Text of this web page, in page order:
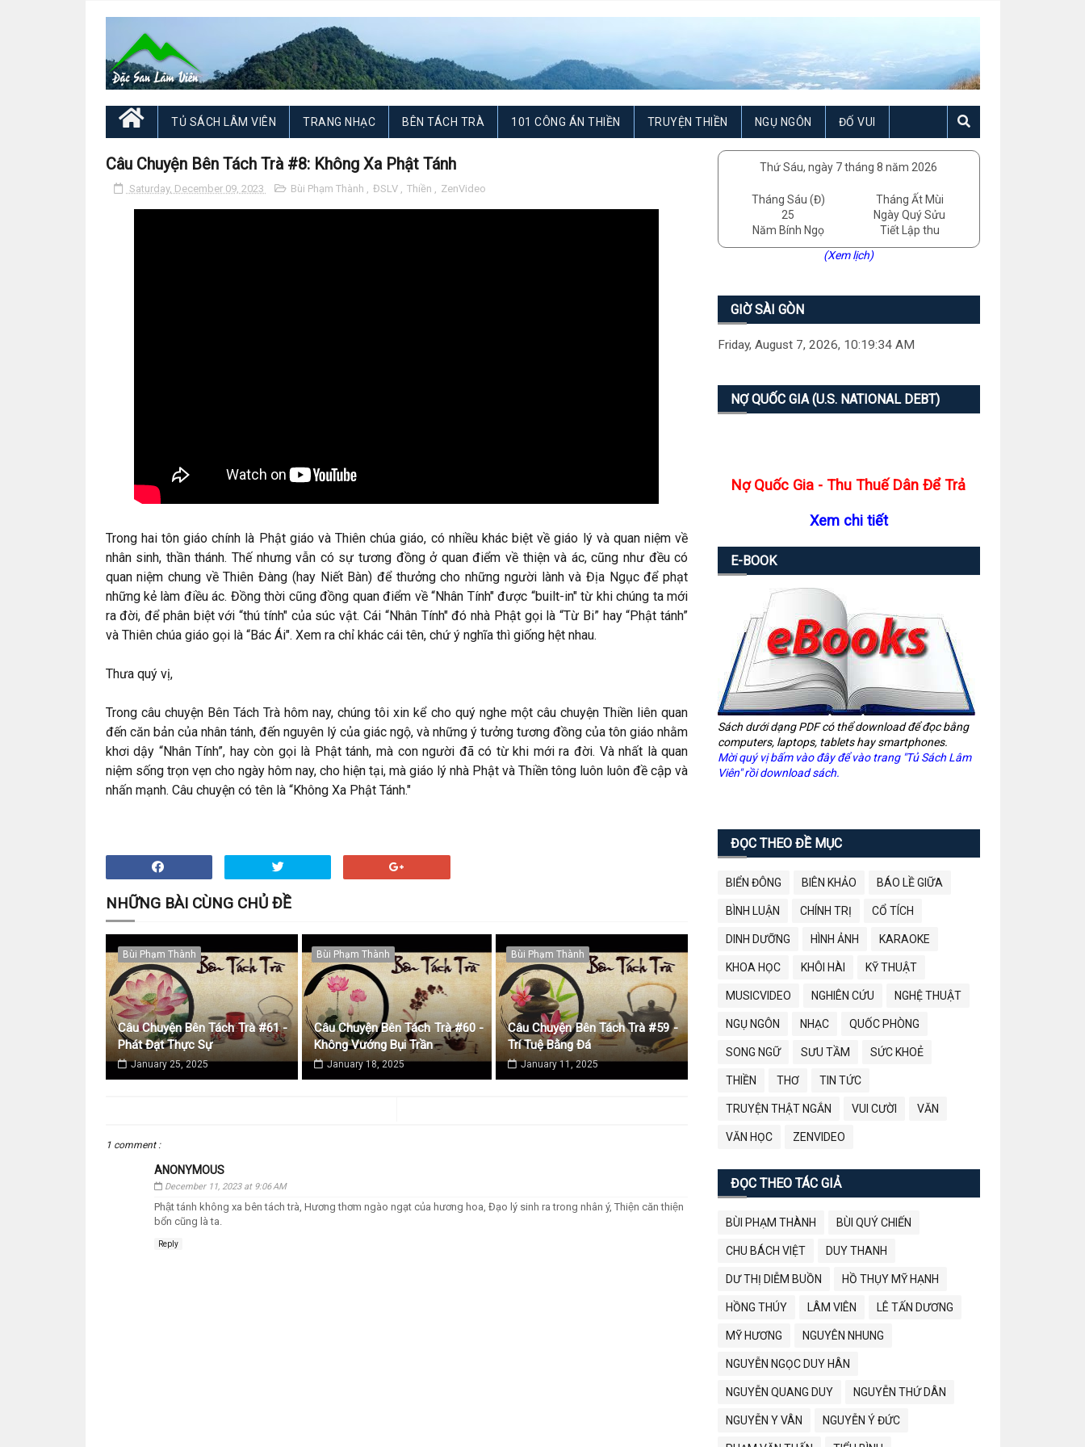
TỦ SÁCH LÂM VIÊN TRANG NHẠC BÊN TÁCH TRÀ 101 CÔNG ÁN THIỀN TRUYỆN THIỀN NGỤ NGÔN ĐỐ VUI
Câu Chuyện Bên Tách Trà #8: Không Xa Phật Tánh
Saturday, December 09, 2023 Bùi Phạm Thành , ĐSLV , Thiền , ZenVideo
Trong hai tôn giáo chính là Phật giáo và Thiên chúa giáo, có nhiều khác biệt về giáo lý và quan niệm về
nhân sinh, thần thánh. Thế nhưng vẫn có sự tương đồng ở quan điểm về thiện và ác, cũng như đều có
quan niệm chung về Thiên Đàng (hay Niết Bàn) để thưởng cho những người lành và Địa Ngục để phạt
những kẻ làm điều ác. Đồng thời cũng đồng quan điểm về “Nhân Tính" được “built-in" từ khi chúng ta mới
ra đời, để phân biệt với “thú tính" của súc vật. Cái “Nhân Tính" đó nhà Phật gọi là “Từ Bi” hay “Phật tánh”
và Thiên chúa giáo gọi là “Bác Ái". Xem ra chỉ khác cái tên, chứ ý nghĩa thì giống hệt nhau.
Thưa quý vị,
Trong câu chuyện Bên Tách Trà hôm nay, chúng tôi xin kể cho quý nghe một câu chuyện Thiền liên quan
đến căn bản của nhân tánh, đến nguyên lý của giác ngộ, và những ý tưởng tương đồng của tôn giáo nhằm
khơi dậy “Nhân Tính”, hay còn gọi là Phật tánh, mà con người đã có từ khi mới ra đời. Và nhất là quan
niệm sống trọn vẹn cho ngày hôm nay, cho hiện tại, mà giáo lý nhà Phật và Thiền tông luôn luôn đề cập và
nhấn mạnh. Câu chuyện có tên là “Không Xa Phật Tánh."
NHỮNG BÀI CÙNG CHỦ ĐỀ
Bùi Phạm Thành
Câu Chuyện Bên Tách Trà #61 -
Phát Đạt Thực Sự
January 25, 2025
Bùi Phạm Thành
Câu Chuyện Bên Tách Trà #60 -
Không Vướng Bụi Trần
January 18, 2025
Bùi Phạm Thành
Câu Chuyện Bên Tách Trà #59 -
Trí Tuệ Bằng Đá
January 11, 2025
1 comment :
ANONYMOUS
December 11, 2023 at 9:06 AM
Phật tánh không xa bên tách trà, Hương thơm ngào ngạt của hương hoa, Đạo lý sinh ra trong nhân ý, Thiện căn thiện
bổn cũng là ta.
Reply
Thứ Sáu, ngày 7 tháng 8 năm 2026
Tháng Sáu (Đ)
25
Năm Bính Ngọ
Tháng Ất Mùi
Ngày Quý Sửu
Tiết Lập thu
(Xem lịch)
GIỜ SÀI GÒN
Friday, August 7, 2026, 10:19:35 AM
NỢ QUỐC GIA (U.S. NATIONAL DEBT)
Nợ Quốc Gia - Thu Thuế Dân Để Trả
Xem chi tiết
E-BOOK
Sách dưới dạng PDF có thể download để đọc bằng
computers, laptops, tablets hay smartphones.
Mời quý vị bấm vào đây để vào trang "Tủ Sách Lâm
Viên" rồi download sách.
ĐỌC THEO ĐỀ MỤC
BIỂN ĐÔNG BIÊN KHẢO BÁO LỀ GIỮA
BÌNH LUẬN CHÍNH TRỊ CỔ TÍCH
DINH DƯỠNG HÌNH ẢNH KARAOKE
KHOA HỌC KHÔI HÀI KỸ THUẬT
MUSICVIDEO NGHIÊN CỨU NGHỆ THUẬT
NGỤ NGÔN NHẠC QUỐC PHÒNG
SONG NGỮ SƯU TẦM SỨC KHOẺ
THIỀN THƠ TIN TỨC
TRUYỆN THẬT NGẮN VUI CƯỜI VĂN
VĂN HỌC ZENVIDEO
ĐỌC THEO TÁC GIẢ
BÙI PHẠM THÀNH BÙI QUÝ CHIẾN
CHU BÁCH VIỆT DUY THANH
DƯ THỊ DIỄM BUỒN HỒ THỤY MỸ HẠNH
HỒNG THÚY LÂM VIÊN LÊ TẤN DƯƠNG
MỸ HƯƠNG NGUYÊN NHUNG
NGUYỄN NGỌC DUY HÂN
NGUYỄN QUANG DUY NGUYỄN THỨ DÂN
NGUYỄN Y VÂN NGUYỄN Ý ĐỨC